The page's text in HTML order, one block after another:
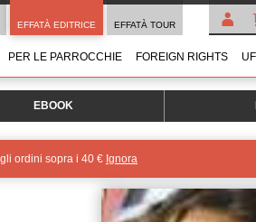
EFFATÀ EDITRICE EFFATÀ TOUR
PER LE PARROCCHIE FOREIGN RIGHTS
EBOOK
ordini sopra i 40 € Ignora